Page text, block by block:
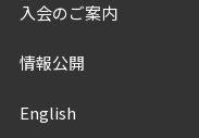
入会のご案内
情報公開
English